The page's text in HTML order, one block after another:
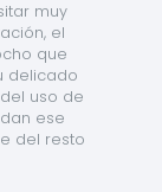
muy
el
que
delicado
uso de
ese
del resto